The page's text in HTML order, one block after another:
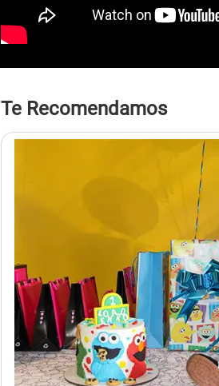
Te Recomendamos